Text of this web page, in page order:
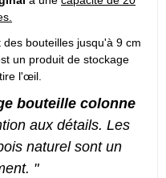
bouteilles jusqu'à 9 cm
un produit de stockage
l'œil.
bouteille colonne
aux détails. Les
naturel sont un
"